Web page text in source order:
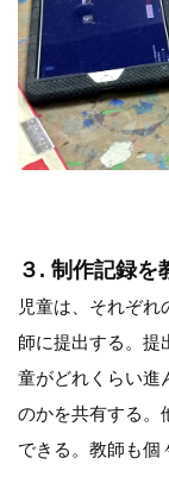
３. 制作記録を
児童は、それぞ
師に提出する。提
童がどれくらい進
のかを共有する。
できる。教師も個